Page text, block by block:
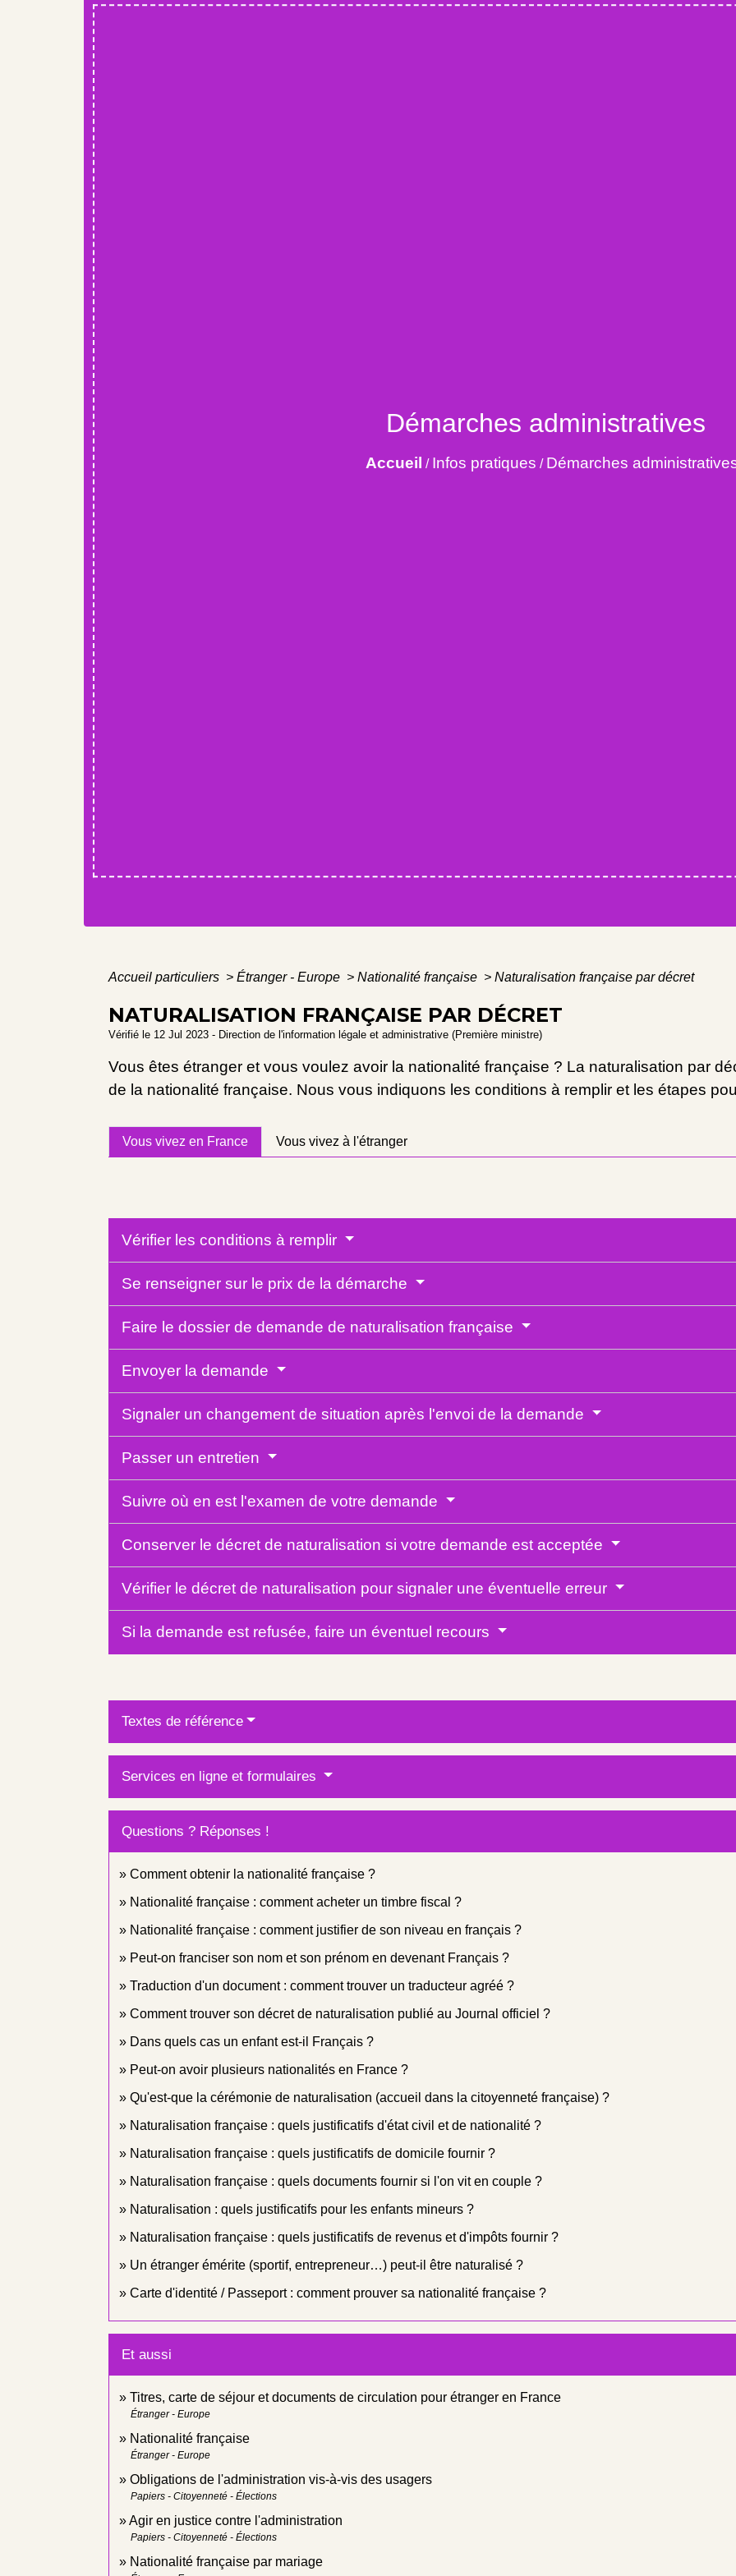
Démarches administratives
Accueil / Infos pratiques / Démarches
Accueil particuliers > Étranger - Europe > Nationalité française > Naturalisation française par décret
NATURALISATION FRANÇAISE PAR DÉCRET
Vérifié le 12 Jul 2023 - Direction de l'information légale et administrative (Première ministre)
Vous êtes étranger et vous voulez avoir la nationalité française ? La naturalisation par
de la nationalité française. Nous vous indiquons les conditions à remplir et les étapes
Vous vivez en France Vous vivez à l'étranger
Vérifier les conditions à remplir
Se renseigner sur le prix de la démarche
Faire le dossier de demande de naturalisation française
Envoyer la demande
Signaler un changement de situation après l'envoi de la demande
Passer un entretien
Suivre où en est l'examen de votre demande
Conserver le décret de naturalisation si votre demande est acceptée
Vérifier le décret de naturalisation pour signaler une éventuelle erreur
Si la demande est refusée, faire un éventuel recours
Textes de référence
Services en ligne et formulaires
Questions ? Réponses !
Comment obtenir la nationalité française ?
Nationalité française : comment acheter un timbre fiscal ?
Nationalité française : comment justifier de son niveau en français ?
Peut-on franciser son nom et son prénom en devenant Français ?
Traduction d'un document : comment trouver un traducteur agréé ?
Comment trouver son décret de naturalisation publié au Journal officiel ?
Dans quels cas un enfant est-il Français ?
Peut-on avoir plusieurs nationalités en France ?
Qu'est-que la cérémonie de naturalisation (accueil dans la citoyenneté française) ?
Naturalisation française : quels justificatifs d'état civil et de nationalité ?
Naturalisation française : quels justificatifs de domicile fournir ?
Naturalisation française : quels documents fournir si l'on vit en couple ?
Naturalisation : quels justificatifs pour les enfants mineurs ?
Naturalisation française : quels justificatifs de revenus et d'impôts fournir ?
Un étranger émérite (sportif, entrepreneur…) peut-il être naturalisé ?
Carte d'identité / Passeport : comment prouver sa nationalité française ?
Et aussi
Titres, carte de séjour et documents de circulation pour étranger en France
Étranger - Europe
Nationalité française
Étranger - Europe
Obligations de l'administration vis-à-vis des usagers
Papiers - Citoyenneté - Élections
Agir en justice contre l'administration
Papiers - Citoyenneté - Élections
Nationalité française par mariage